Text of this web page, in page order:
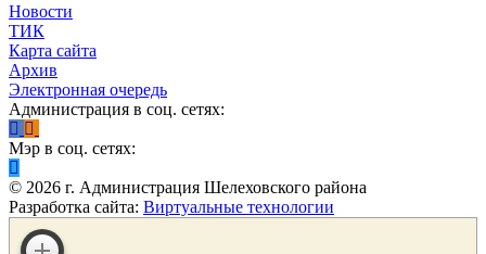
Новости
ТИК
Карта сайта
Архив
Электронная очередь
Администрация в соц. сетях:
Мэр в соц. сетях:
© 2026 г. Администрация Шелеховского района
Разработка сайта: Виртуальные технологии